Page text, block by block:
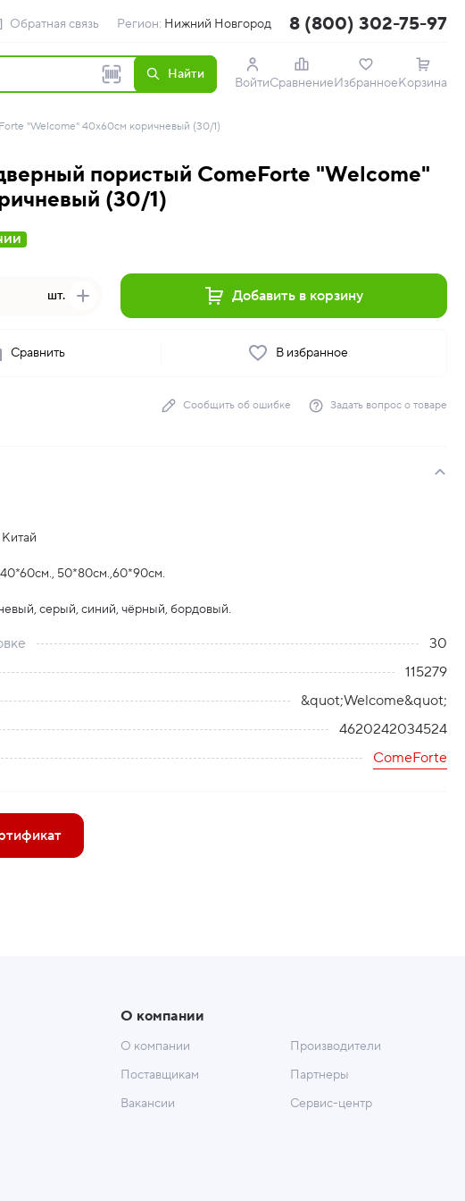
Обратная связь Регион: Нижний Новгород 8 (800) 302-75-97
Найти
ВойтиСравнениеИзбранноеКорзина
"Welcome" 40х60см коричневый (30/1)
пористый ComeForte "Welcome"
(30/1)
шт. Добавить в корзину
Сравнить В избранное
Сообщить об ошибке Задать вопрос о товаре
50*80см.,60*90см.
серый, синий, чёрный, бордовый.
30
115279
&quot;Welcome&quot;
4620242034524
ComeForte
О компании
О компании
Поставщикам
Вакансии
Производители
Партнеры
Сервис-центр